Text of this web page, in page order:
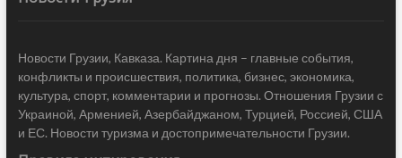
Новости Грузии, Кавказа. Картина дня – главные события,
конфликты и происшествия, политика, бизнес, экономика,
культура, спорт, комментарии и прогнозы. Отношения Грузии с
Украиной, Арменией, Азербайджаном, Турцией, Россией, США
и ЕС. Новости туризма и достопримечательности Грузии.